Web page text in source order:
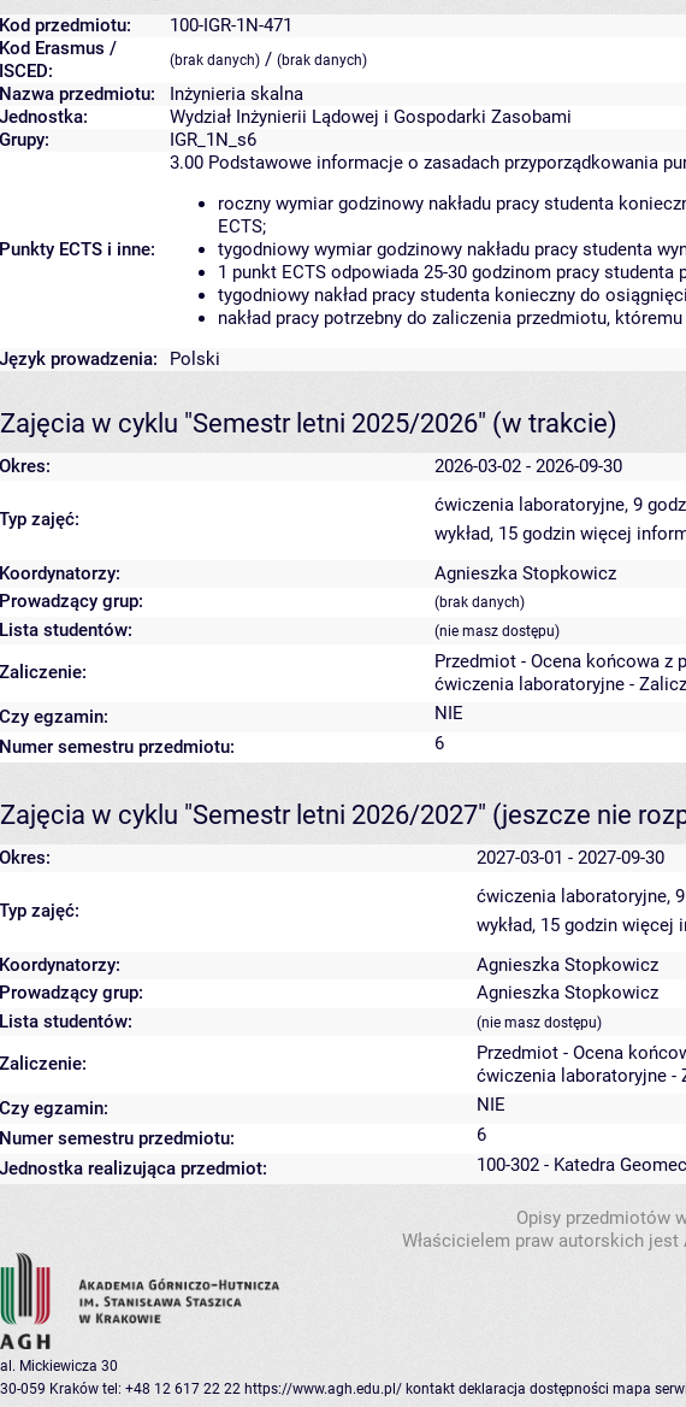
Kod przedmiotu:
100-IGR-1N-471
Kod Erasmus /
ISCED:
(brak danych) / (brak danych)
Nazwa przedmiotu:
Inżynieria skalna
Jednostka:
Wydział Inżynierii Lądowej i Gospodarki Zasobami
Grupy:
IGR_1N_s6
Punkty ECTS i inne:
3.00 Podstawowe informacje o zasadach przyporządkowania
roczny wymiar godzinowy nakładu pracy studenta
ECTS;
tygodniowy wymiar godzinowy nakładu pracy studenta
1 punkt ECTS odpowiada 25-30 godzinom pracy
tygodniowy nakład pracy studenta konieczny do
nakład pracy potrzebny do zaliczenia przedmiotu,
Język prowadzenia:
Polski
Zajęcia w cyklu "Semestr letni 2025/2026" (w trakcie)
Okres: 2026-03-02 - 2026-09-30
Typ zajęć:
ćwiczenia laboratoryjne, 9
wykład, 15 godzin więcej
Koordynatorzy:
Agnieszka Stopkowicz
Prowadzący grup:
(brak danych)
Lista studentów: (nie masz dostępu)
Zaliczenie:
Przedmiot - Ocena końcowa z
ćwiczenia laboratoryjne -
Czy egzamin:
NIE
Numer semestru przedmiotu:
6
Zajęcia w cyklu "Semestr letni 2026/2027" (jeszcze nie
Okres: 2027-03-01 - 2027-09-30
Typ zajęć:
ćwiczenia laboratoryjne,
wykład, 15 godzin więcej
Koordynatorzy:
Agnieszka Stopkowicz
Prowadzący grup:
Agnieszka Stopkowicz
Lista studentów:
(nie masz dostępu)
Zaliczenie:
Przedmiot - Ocena
ćwiczenia laboratoryjne -
Czy egzamin:
NIE
Numer semestru przedmiotu:
6
Jednostka realizująca przedmiot:
100-302 - Katedra
Opisy przedmiotów
Właścicielem praw autorskich
al. Mickiewicza 30
30-059 Kraków tel: +48 12 617 22 22 https://www.agh.edu.pl/ kontakt deklaracja dostępności mapa